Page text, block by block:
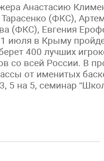
Анастасию
Тарасенко (ФКС),
(ФКС), Евгения
июля в Крыму
400 лучших
со всей России. В
от именитых
5 на 5, семинар